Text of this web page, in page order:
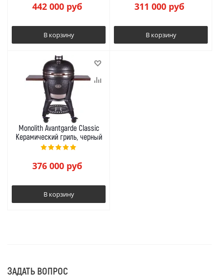
442 000руб
В корзину
311 000руб
В корзину
Monolith Avantgarde Classic
Керамический гриль, черный
376 000руб
В корзину
ЗАДАТЬ ВОПРОС